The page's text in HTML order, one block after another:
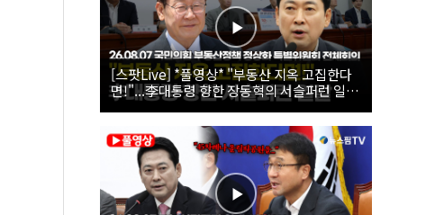
[스팟Live] *풀영상* "부동산 지옥 고집한다
면!"...李대통령 향한 장동혁의 서슬퍼런 일갈
| 26.08.07 국민의힘 부동산정책 정상화 특별
위원회 전체회의